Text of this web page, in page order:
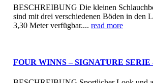
BESCHREIBUNG Die kleinen
sind mit drei verschiedenen Böden in den
3,30 Meter verfügbar.... read more
FOUR WINNS – SIGNATURE SERIE